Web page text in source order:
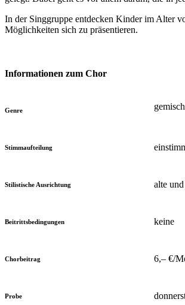
In der Singgruppe entdecken Kinder im Alter
Möglichkeiten sich zu präsentieren.
Informationen zum Chor
Genre
Stimmaufteilung
Stilistische Ausrichtung alte
Beitrittsbedingungen keine
Chorbeitrag 6,– €/
Probe